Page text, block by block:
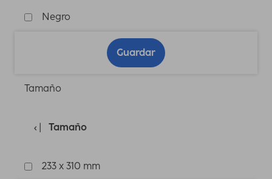
Negro
Guardar
Tamaño
Tamaño
233 x 310 mm